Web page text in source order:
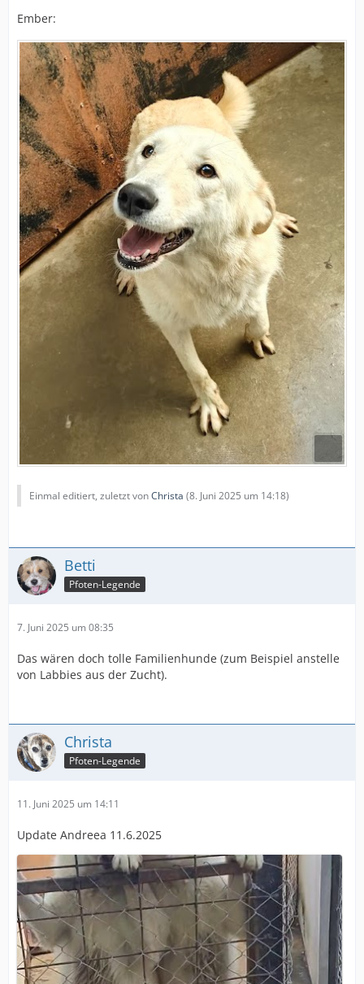
Ember:
Einmal editiert, zuletzt vonChrista (8. Juni 2025 um 14:18)
Betti
Pfoten-Legende
7. Juni 2025 um 08:35
Das wären doch tolle Familienhunde (zum Beispiel anstelle
von Labbies aus der Zucht).
Christa
Pfoten-Legende
11. Juni 2025 um 14:11
Update Andreea 11.6.2025